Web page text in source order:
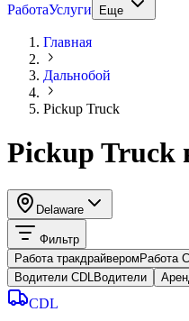
РаботаУслуги Еще
Главная
Дальнобой
Pickup Truck
Pickup Truck
Delaware
Фильтр
Работа тракдрайвером Работа
Водители CDL Водители
CDL